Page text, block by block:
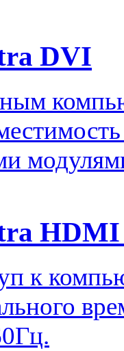
DVI
HDMI
к